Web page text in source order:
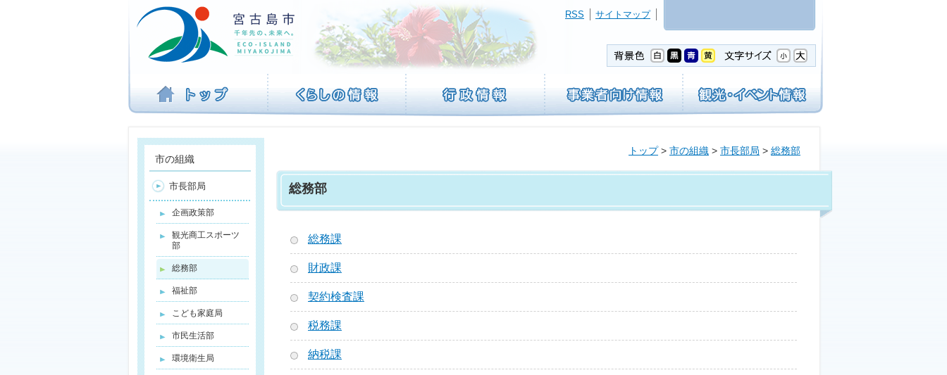
ビ
を
ば
す
サイトマップ
RSS
トップ> 市の組織 > 市長部局 > 総務部
総務部
総務課
財政課
契約検査課
税務課
納税課
市の組織
市長部局
企画政策部
観光商工スポーツ
部
総務部
福祉部
こども家庭局
市民生活部
環境衛生局